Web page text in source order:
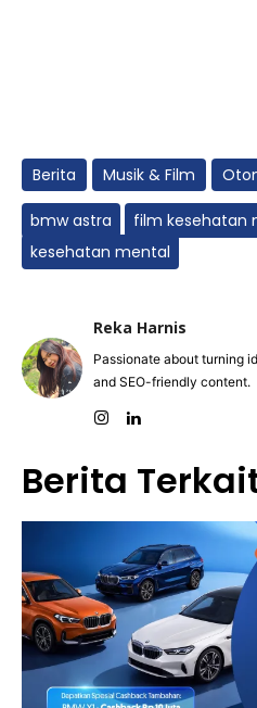
Berita Musik & Film
bmw astra
film kesehatan
kesehatan mental
Reka Harnis
Passionate about turning
and SEO-friendly content.
Berita